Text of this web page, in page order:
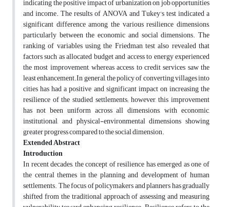
indicating the positive impact of urbanization on job opportunities
and income. The results of ANOVA and Tukey's test indicated a
significant difference among the various resilience dimensions,
particularly between the economic and social dimensions. The
ranking of variables using the Friedman test also revealed that
factors such as allocated budget and access to energy experienced
the most improvement, whereas access to credit services saw the
least enhancement.In general, the policy of converting villages into
cities has had a positive and significant impact on increasing the
resilience of the studied settlements; however, this improvement
has not been uniform across all dimensions, with economic,
institutional, and physical-environmental dimensions showing
greater progress compared to the social dimension.
Extended Abstract
Introduction
In recent decades, the concept of resilience has emerged as one of
the central themes in the planning and development of human
settlements. The focus of policymakers and planners has gradually
shifted from the traditional approach of assessing and measuring